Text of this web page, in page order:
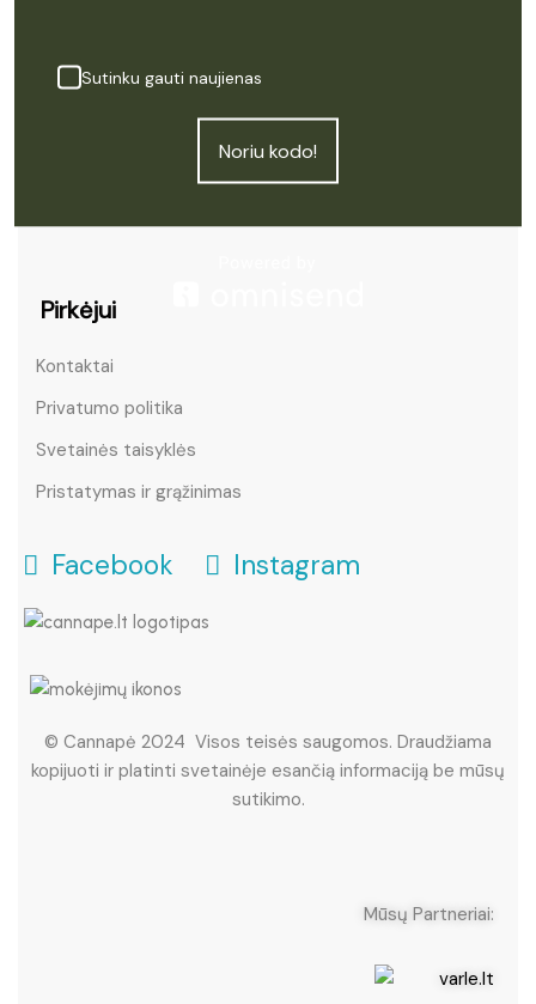
Produktai
Pirkėjui
Kontaktai
Privatumo politika
Svetainės taisyklės
Pristatymas ir grąžinimas
Facebook Instagram
© Cannapė 2024 Visos teisės saugomos. Draudžiama
kopijuoti ir platinti svetainėje esančią informaciją be mūsų
sutikimo.
Mūsų Partneriai:
Sutinku gauti naujienas
Noriu kodo!